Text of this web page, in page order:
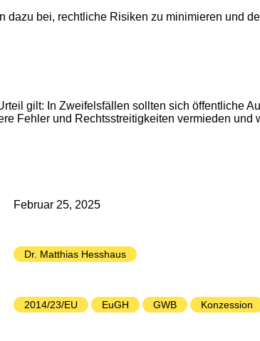
dazu bei, rechtliche Risiken zu minimieren und
gilt: In Zweifelsfällen sollten sich öffentliche
Fehler und Rechtsstreitigkeiten vermieden und
Februar 25, 2025
Dr. Matthias Hesshaus
2014/23/EU EuGH GWB Konzession